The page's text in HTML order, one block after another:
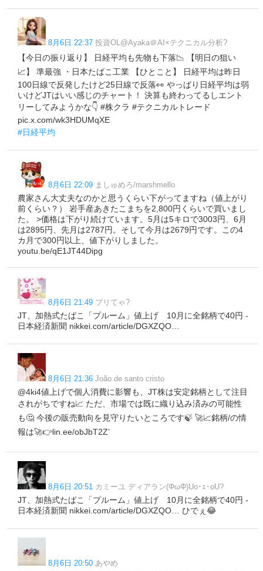
8月6日 22:37 投資OL@Ayaka＠AI×テクニカル分析?
【今日の振り返り】 日経平均も先物も下落📉 【明日の狙い
📈】 準最強 ・日本たばこ工業 【ひとこと】 日経平均は昨日
100日線で反発したけど25日線で反落👀 やっぱり日経平均は弱
いけどJTはいい感じのチャート！ 決算も終わってるしエント
リーしてみようかな👇 #株クラ #テクニカルトレード
pic.x.com/wk3HDUMqXE
#日経平均
8月6日 22:09 ましゅめろ/marshmello
農家さん大丈夫なのかと思うくらい下がってますね（値上がり
前くらい？） 岩手産あきたこまちを2,800円くらいで買いまし
た。 >価格は下がり続けています。5月は5キロで3003円、6月
は2895円、先月は2787円。そして今月は2679円です。この4
カ月で300円以上、値下がりしました。
youtu.be/qE1JT44Dipg
8月6日 21:49 プリてゃ?
JT、加熱式たばこ「プルーム」値上げ 10月に全銘柄で40円 -
日本経済新聞 nikkei.com/article/DGXZQO…
8月6日 21:36 João de santo cristo
@4ki4値上げで個人消費に影響も、JT株は安定銘柄として注目
されがちですね📈 ただ、市場では既に織り込み済みの可能性
も🤔 今後の販売動向を見守りたいところです🍃 🚀📈銘柄/の情
報は🚀👉lin.ee/obJbT2Z’
8月6日 20:51 カミーユ ディアラン(ΦωΦ)Uo･ｪ･oU?
JT、加熱式たばこ「プルーム」値上げ 10月に全銘柄で40円 -
日本経済新聞 nikkei.com/article/DGXZQO… ひでぇ😂
8月6日 20:50 あやめ